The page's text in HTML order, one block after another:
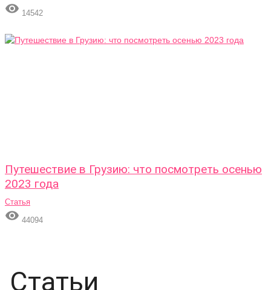
 14542
Путешествие в Грузию: что посмотреть осенью
2023 года
Статья
 44094
Статьи